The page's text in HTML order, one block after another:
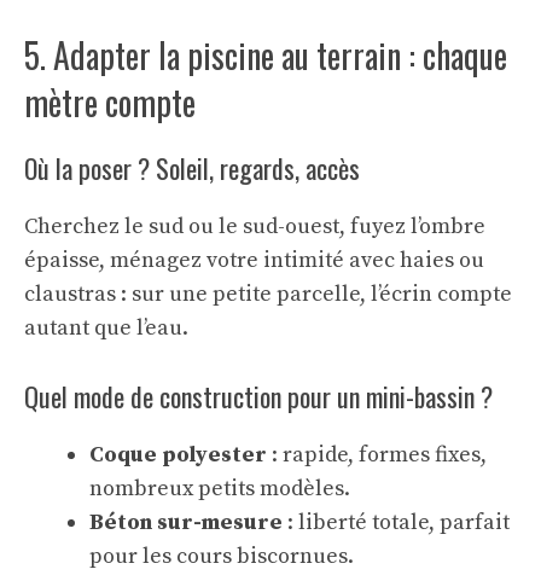
5. Adapter la piscine au terrain : chaque
mètre compte
Où la poser ? Soleil, regards, accès
Cherchez le sud ou le sud-ouest, fuyez l’ombre
épaisse, ménagez votre intimité avec haies ou
claustras : sur une petite parcelle, l’écrin compte
autant que l’eau.
Quel mode de construction pour un mini-bassin ?
Coque polyester : rapide, formes fixes,
nombreux petits modèles.
Béton sur-mesure : liberté totale, parfait
pour les cours biscornues.